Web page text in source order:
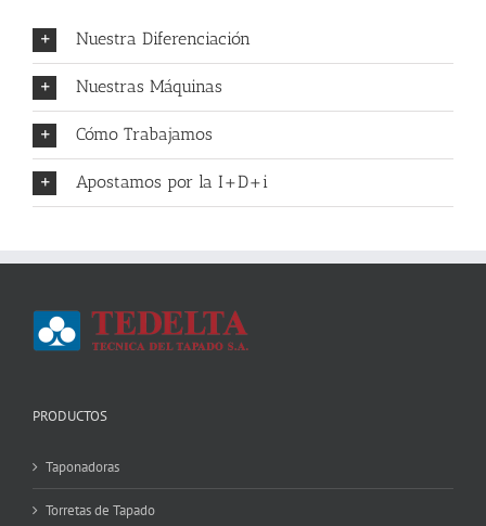
Nuestra Diferenciación
Nuestras Máquinas
Cómo Trabajamos
Apostamos por la I+D+i
PRODUCTOS
Taponadoras
Torretas de Tapado